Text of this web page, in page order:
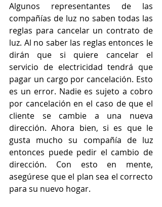
Algunos representantes de las
compañías de luz no saben todas las
reglas para cancelar un contrato de
luz. Al no saber las reglas entonces le
dirán que si quiere cancelar el
servicio de electricidad tendrá que
pagar un cargo por cancelación. Esto
es un error. Nadie es sujeto a cobro
por cancelación en el caso de que el
cliente se cambie a una nueva
dirección. Ahora bien, si es que le
gusta mucho su compañía de luz
entonces puede pedir el cambio de
dirección. Con esto en mente,
asegúrese que el plan sea el correcto
para su nuevo hogar.